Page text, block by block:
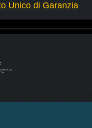
Unico di Garanzia